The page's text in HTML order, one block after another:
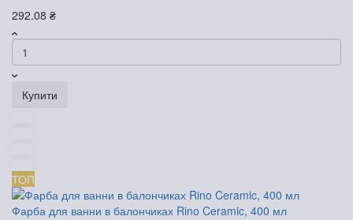
292.08 ₴
Купити
ТОП
Фарба для ванни в балончиках Rino Ceramic, 400 мл